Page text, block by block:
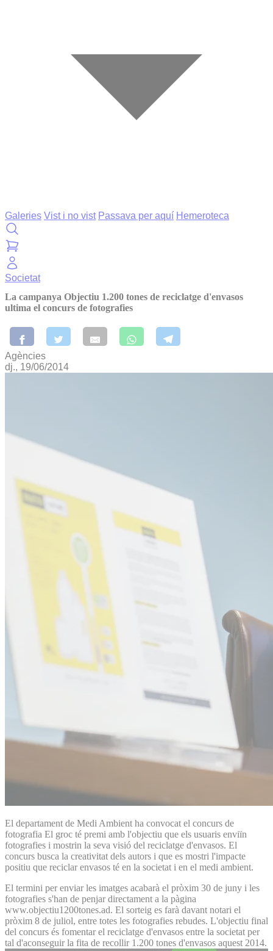
Galeries Vist i no vist Passava per aquí Hemeroteca
Societat
La campanya Objectiu 1.200 tones de reciclatge d'envasos
ultima el concurs de fotografies
Agències
dj., 19/06/2014
El departament de Medi Ambient ha convocat el concurs de
fotografia El groc té premi amb l'objectiu que els usuaris enviïn
fotografies i mostrin la seva visió del reciclatge d'envasos. El
concurs busca la creativitat dels autors i que es mostri l'impacte
positiu que reciclar envasos té en la societat i en el medi ambient.
El termini per enviar les imatges acabarà el pròxim 30 de juny i les
fotografies s'han de penjar directament a la pàgina
www.objectiu1200tones.ad. El sorteig es farà davant notari el
pròxim 8 de juliol, entre totes les fotografies rebudes. L'objectiu final
del concurs és fomentar el reciclatge d'envasos entre la societat per
tal d'aconseguir la fita de recollir 1.200 tones d'envasos aquest 2014.